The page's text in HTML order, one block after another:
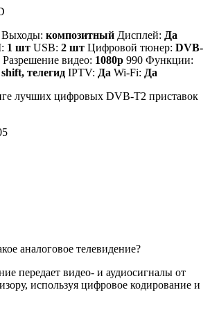
Выходы: композитный Дисплей: Да
1 шт USB: 2 шт Цифровой тюнер: DVB-
Разрешение видео: 1080p 990 Функции:
телегид IPTV: Да Wi-Fi: Да
лучших цифровых DVB-T2 приставок
аналоговое телевидение?
передает видео- и аудиосигналы от
используя цифровое кодирование и